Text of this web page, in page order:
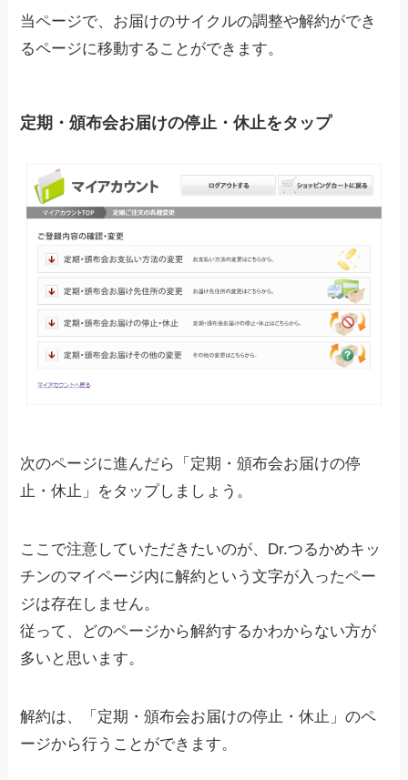
当ページで、お届けのサイクルの調整や解約ができ
るページに移動することができます。
定期・頒布会お届けの停止・休止をタップ
次のページに進んだら「定期・頒布会お届けの停
止・休止」をタップしましょう。
ここで注意していただきたいのが、Dr.つるかめキッ
チンのマイページ内に解約という文字が入ったペー
ジは存在しません。
従って、どのページから解約するかわからない方が
多いと思います。
解約は、「定期・頒布会お届けの停止・休止」のペ
ージから行うことができます。